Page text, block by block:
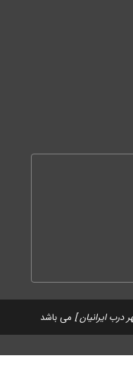
درب ایرانیان ] می باشد